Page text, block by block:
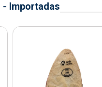
- Importadas